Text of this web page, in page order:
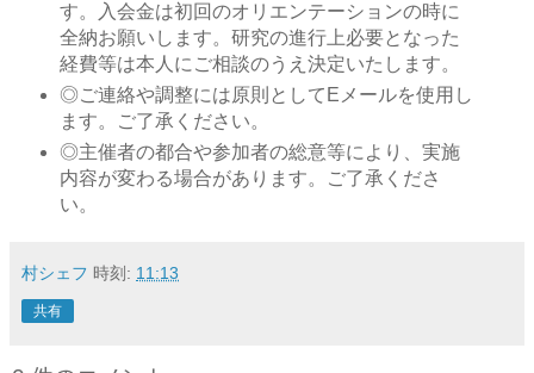
す。入会金は初回のオリエンテーションの時に
全納お願いします。研究の進行上必要となった
経費等は本人にご相談のうえ決定いたします。
◎ご連絡や調整には原則としてEメールを使用し
ます。ご了承ください。
◎主催者の都合や参加者の総意等により、実施
内容が変わる場合があります。ご了承くださ
い。
村シェフ 時刻: 11:13
共有